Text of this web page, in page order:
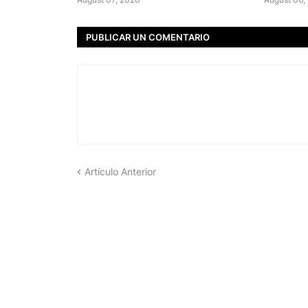
PUBLICAR UN COMENTARIO
Artículo Anterior